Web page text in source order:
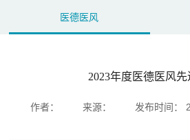
医德医风
2023年度医德医风
作者： 来源： 发布时间：